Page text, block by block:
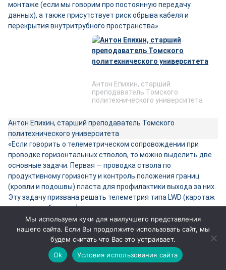
монтаже (если мы говорим про постоянную передачу
данных), а также присутствует риск обрыва кабеля и
перекрытия внутритрубного пространства».
Антон Епихин, старший
преподаватель Томского
политехнического университета
Антон Епихин, старший преподаватель Томского
политехнического университета
«Если говорить о телеметрическом сопровождении при
проводке горизонтальных стволов, то можно выделить две
основные задачи. Первая — проводка ствола по
продуктивному горизонту и контроль положения границ
(кровли и подошвы) пласта для профилактики выхода за них.
Эту задачу призвана решать телеметрия типа LWD (каротаж
в процессе бурения).
Вторая — контроль проводки ствола скважины по заданному
проектному профилю. За это отвечает телеметрия MWD,
когда в процессе бурения используются
инклинометрические датчики измерений.
Дополнительной задачей можно определить контроль
Мы используем куки для наилучшего представления
нашего сайта. Если Вы продолжите использовать сайт, мы
будем считать что Вас это устраивает.
Ok
Условия использования сайта